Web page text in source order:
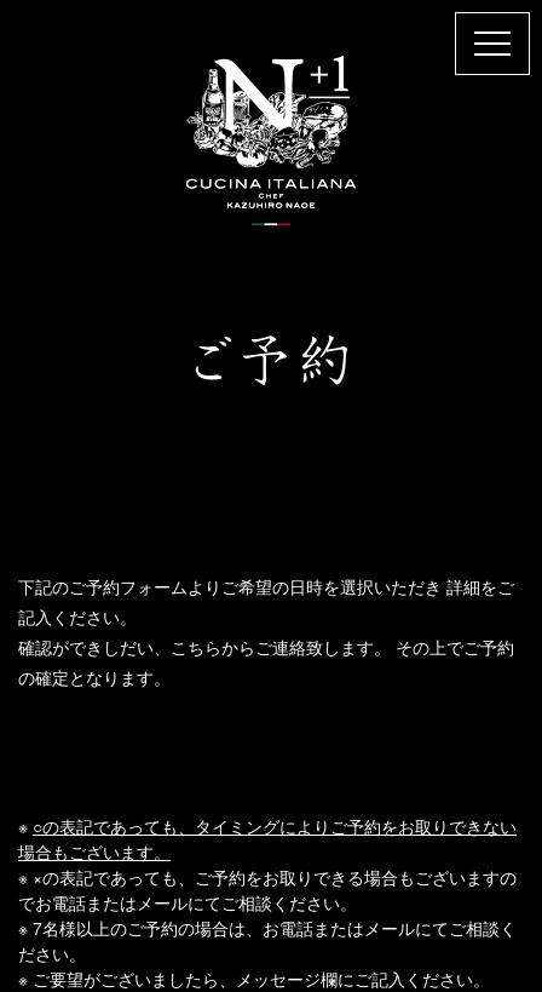
下記のご予約フォームよりご希望の日時を選択いただき 詳細をご
記入ください。
確認ができしだい、こちらからご連絡致します。
その上でご予約
の確定となります。
※ ○の表記であっても、タイミングによりご予約をお取りできない
場合もございます。
※ ×の表記であっても、ご予約をお取りできる場合もございますの
でお電話またはメールにてご相談ください。
※ 7名様以上のご予約の場合は、お電話またはメールにてご相談く
ださい。
※ ご要望がございましたら、メッセージ欄にご記入ください。